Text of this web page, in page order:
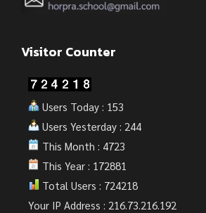
Visitor Counter
Users Today : 153
Users Yesterday : 244
This Month : 4723
This Year : 172881
Total Users : 724218
Your IP Address : 216.73.216.192